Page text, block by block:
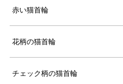
赤い猫首輪
花柄の猫首輪
チェック柄の猫首輪